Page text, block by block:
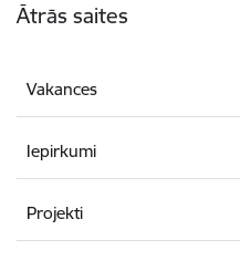
Ātrās saites
Vakances
Iepirkumi
Projekti